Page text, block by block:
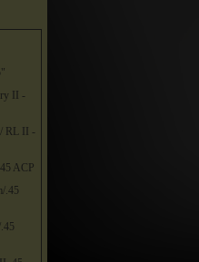
II -
RL II -
ACP
.45